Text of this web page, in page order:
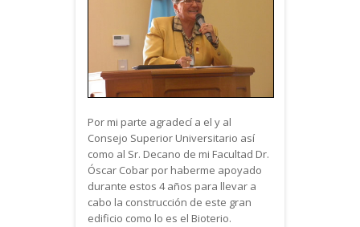
Por mi parte agradecí a el y al
Consejo Superior Universitario así
como al Sr. Decano de mi Facultad Dr.
Óscar Cobar por haberme apoyado
durante estos 4 años para llevar a
cabo la construcción de este gran
edificio como lo es el Bioterio.